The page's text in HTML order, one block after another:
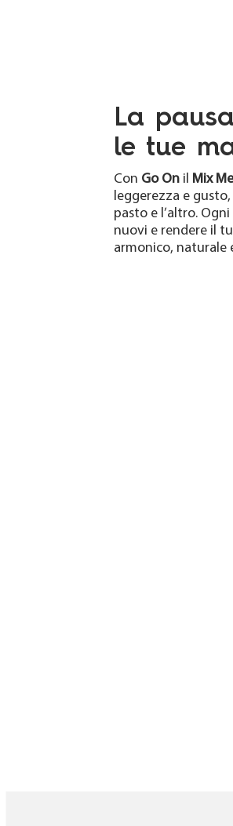
La
le tue
Con Go On il Mix
leggerezza e
pasto e l’altro.
nuovi e rendere il
armonico, naturale